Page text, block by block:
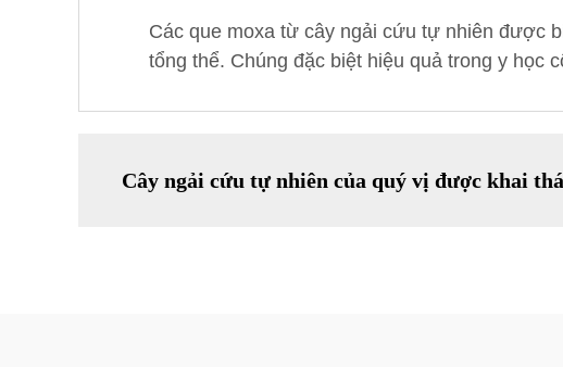
Các que moxa từ cây ngải cứu tự nhiên được
tổng thể. Chúng đặc biệt hiệu quả trong y học
Cây ngải cứu tự nhiên của quý vị được khai